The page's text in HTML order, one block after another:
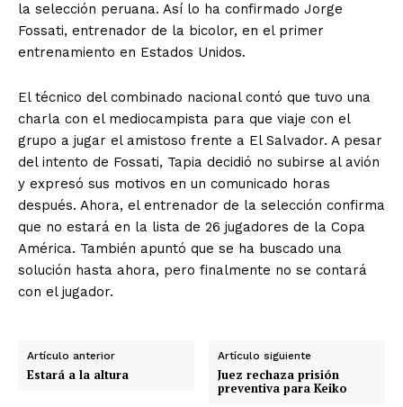
la selección peruana. Así lo ha confirmado Jorge
Fossati, entrenador de la bicolor, en el primer
entrenamiento en Estados Unidos.
El técnico del combinado nacional contó que tuvo una
charla con el mediocampista para que viaje con el
grupo a jugar el amistoso frente a El Salvador. A pesar
del intento de Fossati, Tapia decidió no subirse al avión
y expresó sus motivos en un comunicado horas
después. Ahora, el entrenador de la selección confirma
que no estará en la lista de 26 jugadores de la Copa
América. También apuntó que se ha buscado una
solución hasta ahora, pero finalmente no se contará
con el jugador.
Artículo anterior
Estará a la altura
Artículo siguiente
Juez rechaza prisión
preventiva para Keiko